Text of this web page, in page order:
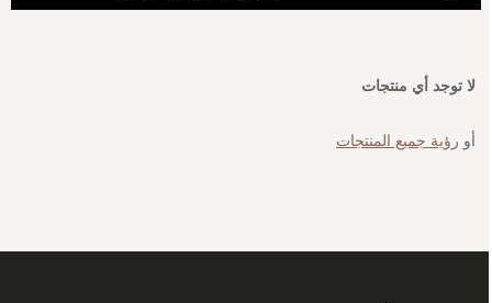
لا توجد أي منتجات
أو رؤية جميع المنتجات